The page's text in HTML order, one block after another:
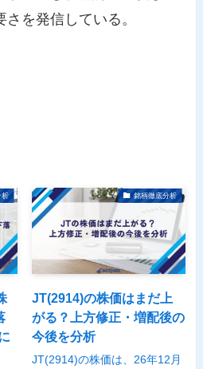
を発信している。
析 銘柄徹底分析
JT(2914)の株価はまだ上
がる？上方修正・増配後の
今後を分析
JT(2914)の株価は、26年12月